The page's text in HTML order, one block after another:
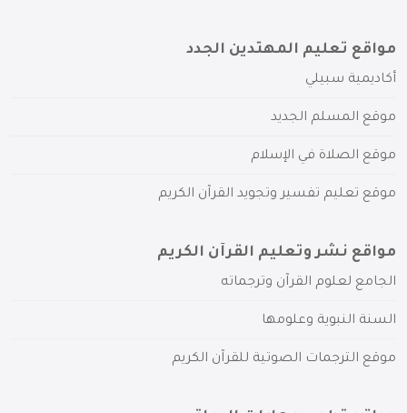
مواقع تعليم المهتدين الجدد
أكاديمية سبيلي
موقع المسلم الجديد
موقع الصلاة في الإسلام
موقع تعليم تفسير وتجويد القرآن الكريم
مواقع نشر وتعليم القرآن الكريم
الجامع لعلوم القرآن وترجماته
السنة النبوية وعلومها
موقع الترجمات الصوتية للقرآن الكريم